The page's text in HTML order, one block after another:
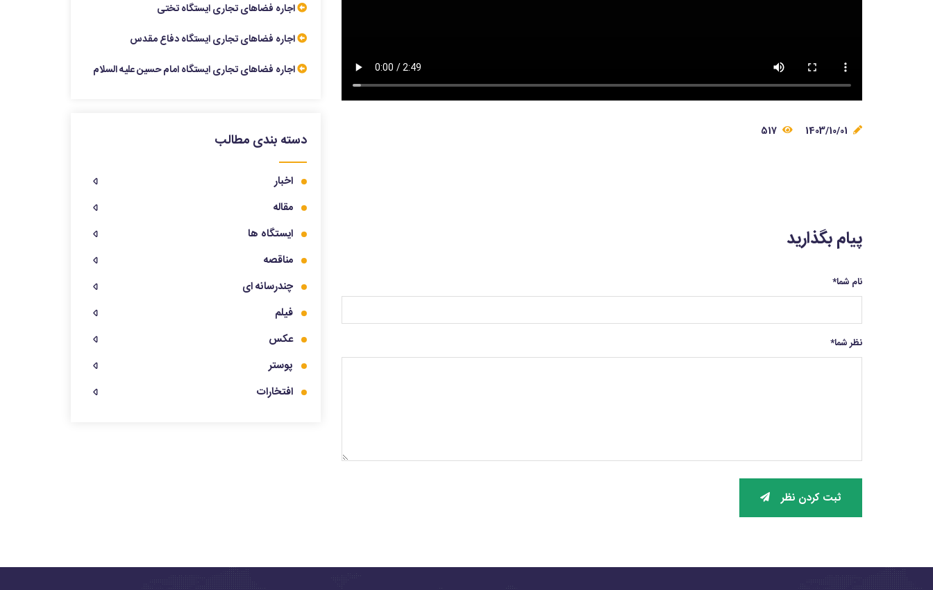
پیام بگذارید
نام شما*
نظر شما*
ثبت کردن نظر
اجاره فضاهای تجاری ایستگاه تختی
اجاره فضاهای تجاری ایستگاه دفاع مقدس
اجاره فضاهای تجاری ایستگاه امام حسین علیه السلام
دسته بندی مطالب
اخبار
مقاله
ایستگاه ها
مناقصه
چندرسانه ای
فیلم
عکس
پوستر
افتخارات